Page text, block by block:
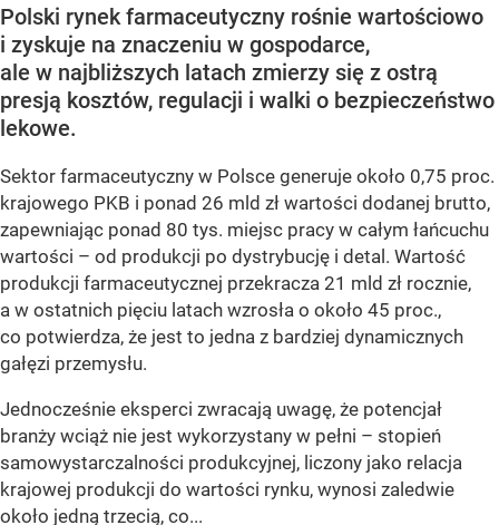
Polski rynek farmaceutyczny rośnie wartościowo
i zyskuje na znaczeniu w gospodarce,
ale w najbliższych latach zmierzy się z ostrą
presją kosztów, regulacji i walki o bezpieczeństwo
lekowe.
Sektor farmaceutyczny w Polsce generuje około 0,75 proc.
krajowego PKB i ponad 26 mld zł wartości dodanej brutto,
zapewniając ponad 80 tys. miejsc pracy w całym łańcuchu
wartości – od produkcji po dystrybucję i detal. Wartość
produkcji farmaceutycznej przekracza 21 mld zł rocznie,
a w ostatnich pięciu latach wzrosła o około 45 proc.,
co potwierdza, że jest to jedna z bardziej dynamicznych
gałęzi przemysłu.
Jednocześnie eksperci zwracają uwagę, że potencjał
branży wciąż nie jest wykorzystany w pełni – stopień
samowystarczalności produkcyjnej, liczony jako relacja
krajowej produkcji do wartości rynku, wynosi zaledwie
około jedną trzecią, co...